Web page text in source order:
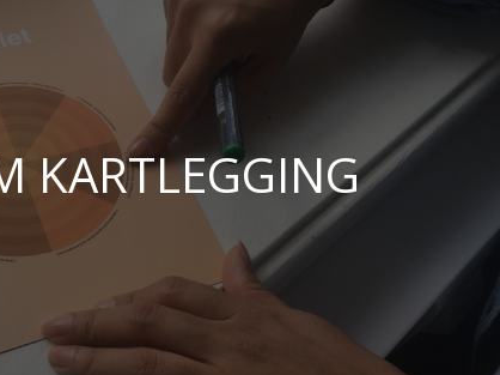
KARTLEGGING